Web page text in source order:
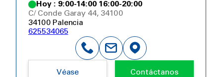
Hoy : 9:00-14:00 16:00-20:00
C/ Conde Garay 44, 34100
34100 Palencia
625534065
Véase Contáctanos